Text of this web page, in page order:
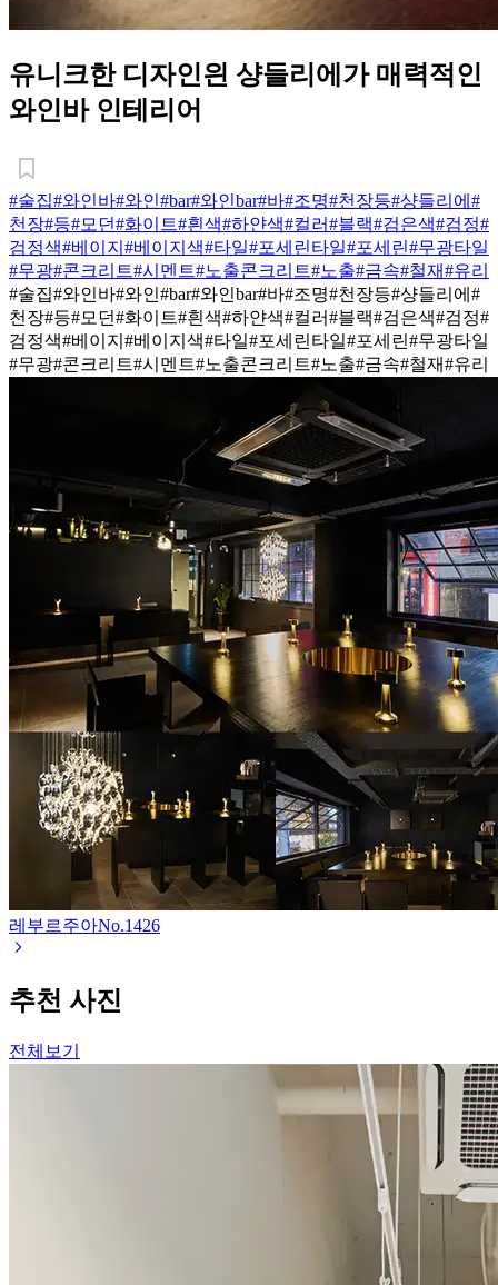
유니크한 디자인읜 샹들리에가 매력적인
와인바 인테리어
#술집#와인바#와인#bar#와인bar#바#조명#천장등#샹들리에 #
천장#등#모던#화이트#흰색#하얀색#컬러#블랙#검은색#검정#
검정색#베이지 #베이지색#타일#포세린타일#포세린#무광타일
#무광#콘크리트#시멘트#노출콘크리트#노출#금속#철재#유리
#술집#와인바#와인#bar#와인bar#바#조명#천장등#샹들리에 #
천장#등#모던#화이트#흰색#하얀색#컬러#블랙#검은색#검정#
검정색#베이지 #베이지색#타일#포세린타일#포세린#무광타일
#무광#콘크리트#시멘트#노출콘크리트#노출#금속#철재#유리
레부르주아No.1426
추천 사진
전체보기